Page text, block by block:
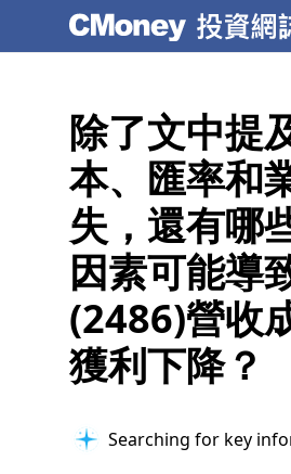
除了文中提
本、匯率和
失，還有哪
因素可能導
(2486)營收
獲利下降？
Searching for key